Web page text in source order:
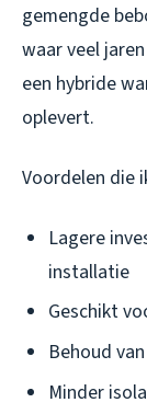
gemengde
waar veel
een hybride
oplevert.
Voordelen die
Lagere
installatie
Geschikt
Behoud
Minder